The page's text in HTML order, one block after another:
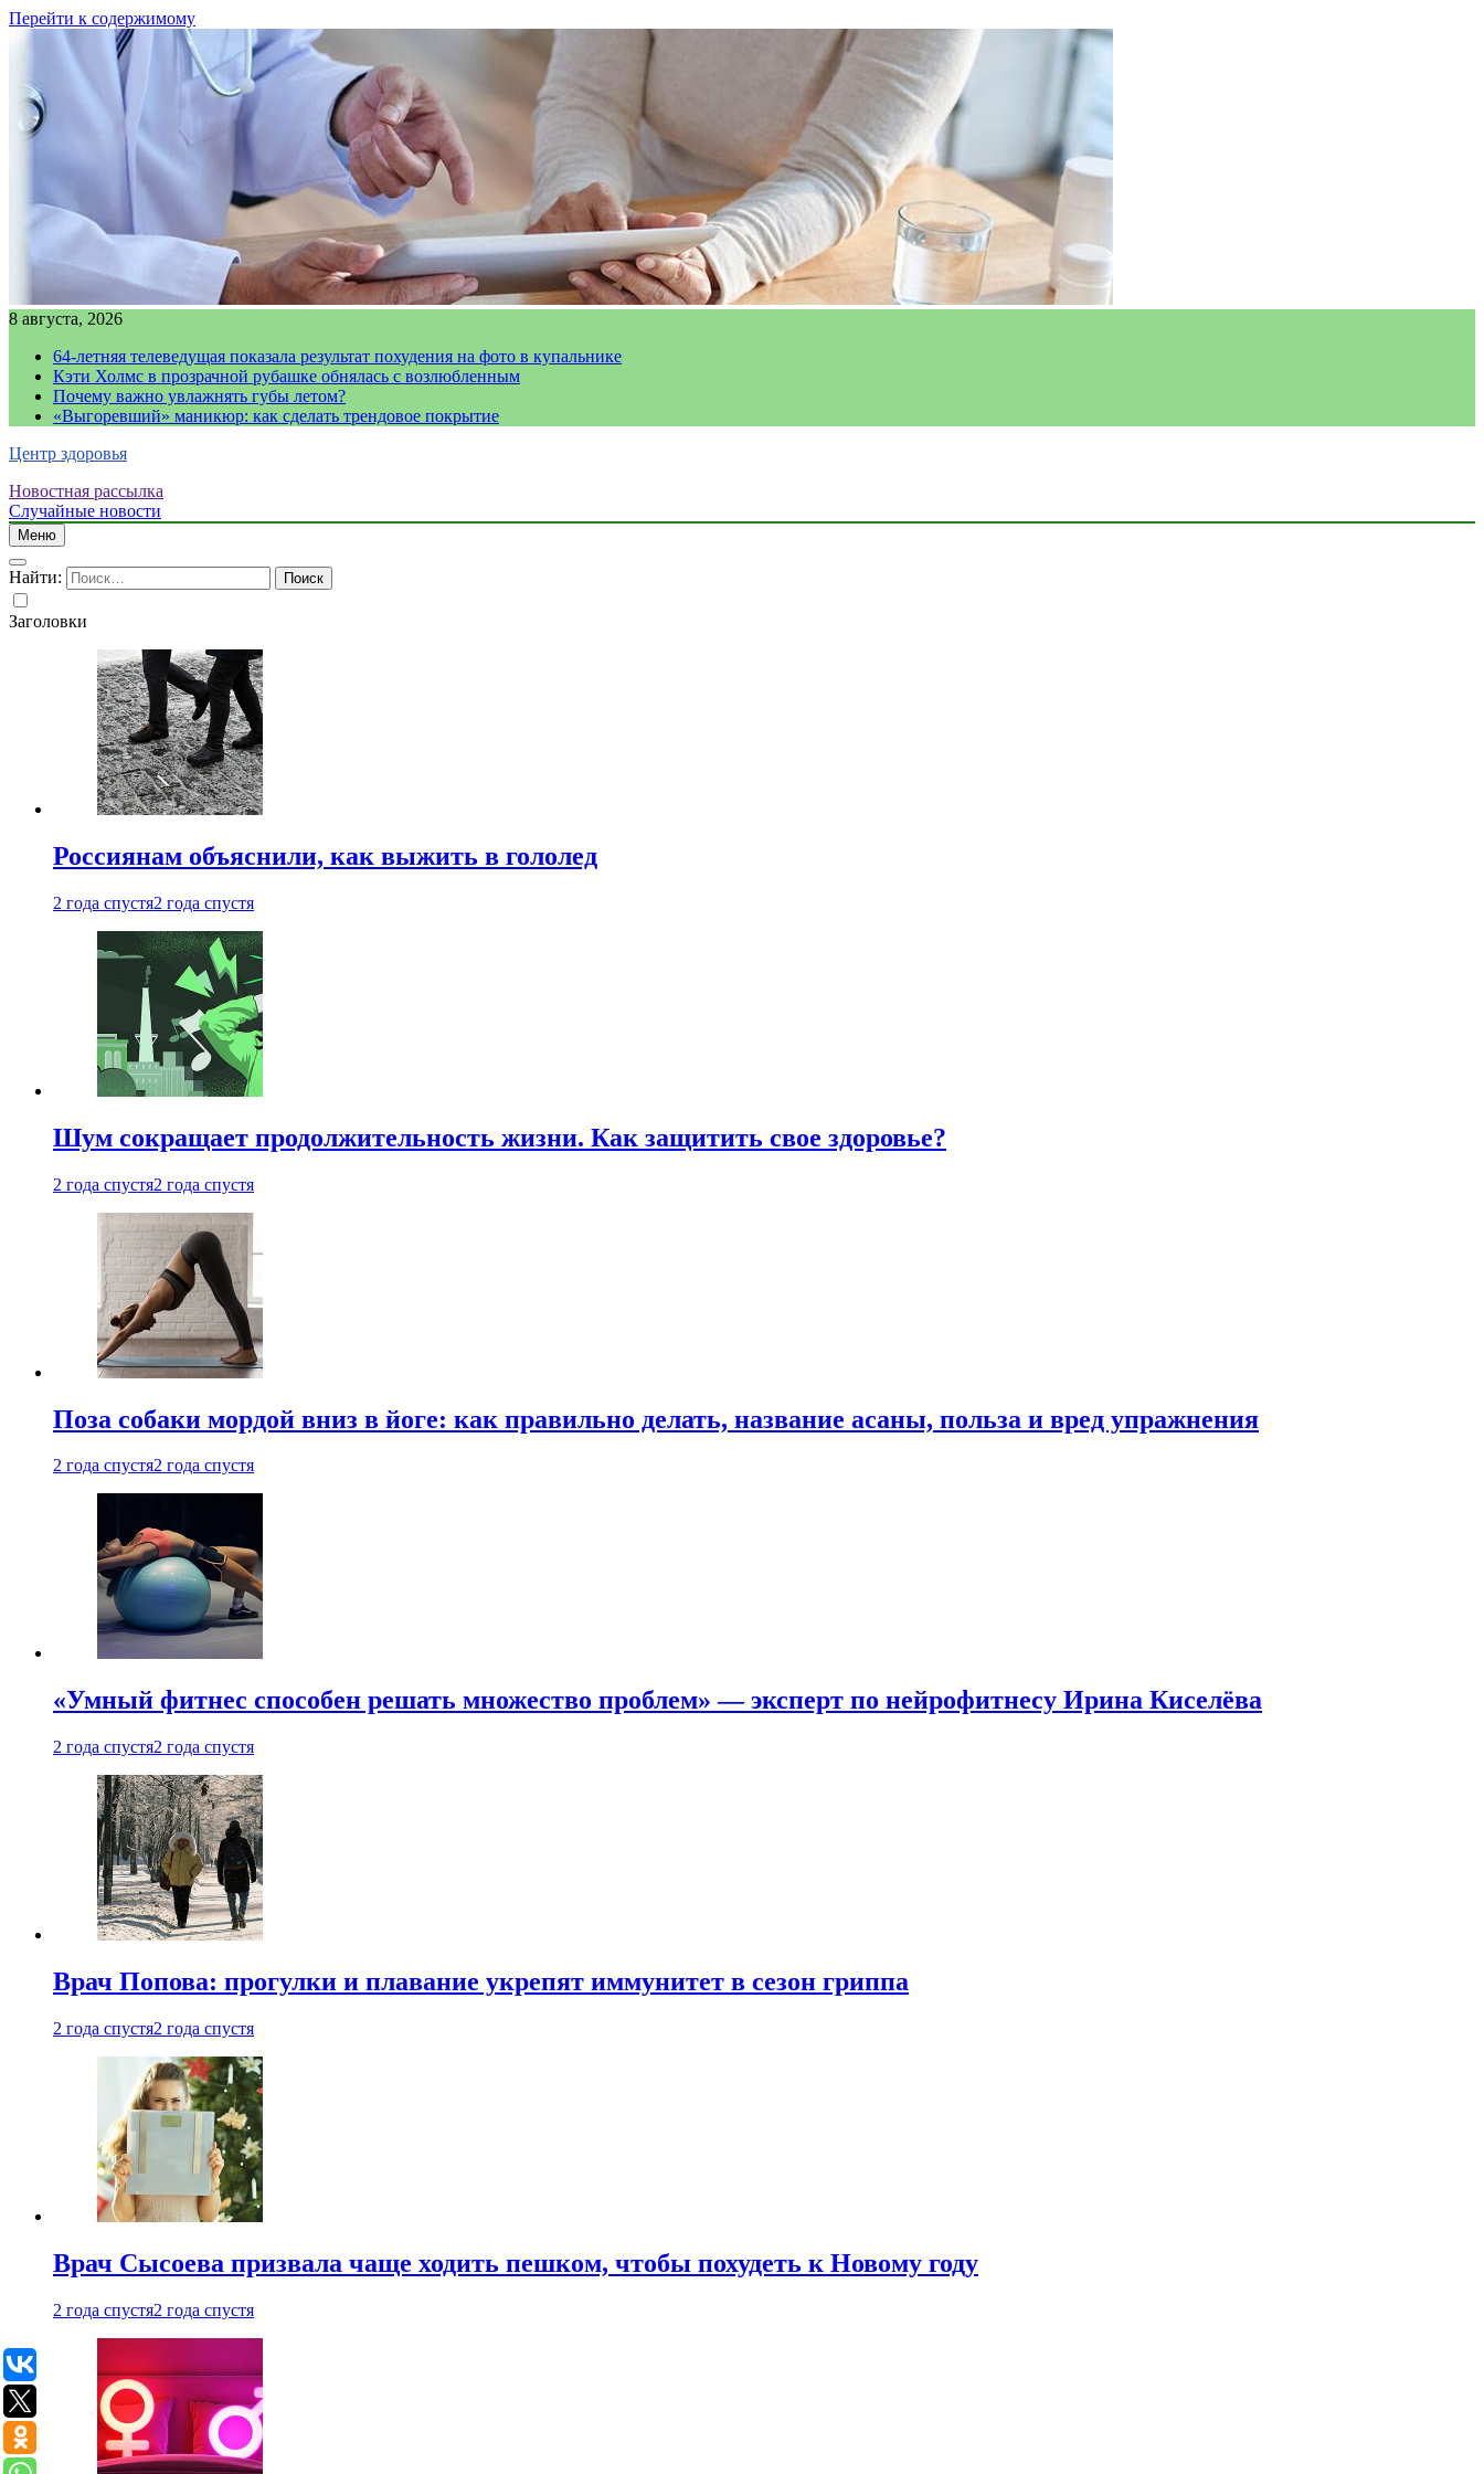
Перейти к содержимому
8 августа, 2026
64-летняя телеведущая показала результат похудения на фото в купальнике
Кэти Холмс в прозрачной рубашке обнялась с возлюбленным
Почему важно увлажнять губы летом?
«Выгоревший» маникюр: как сделать трендовое покрытие
Центр здоровья
Новостная рассылка
Случайные новости
Меню
Найти:
Заголовки
Россиянам объяснили, как выжить в гололед
2 года спустя2 года спустя
Шум сокращает продолжительность жизни. Как защитить свое здоровье?
2 года спустя2 года спустя
Поза собаки мордой вниз в йоге: как правильно делать, название асаны, польза и вред упражнения
2 года спустя2 года спустя
«Умный фитнес способен решать множество проблем» — эксперт по нейрофитнесу Ирина Киселёва
2 года спустя2 года спустя
Врач Попова: прогулки и плавание укрепят иммунитет в сезон гриппа
2 года спустя2 года спустя
Врач Сысоева призвала чаще ходить пешком, чтобы похудеть к Новому году
2 года спустя2 года спустя